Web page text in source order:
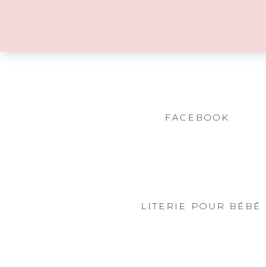
FACEBOOK
LITERIE POUR BÉBÉ